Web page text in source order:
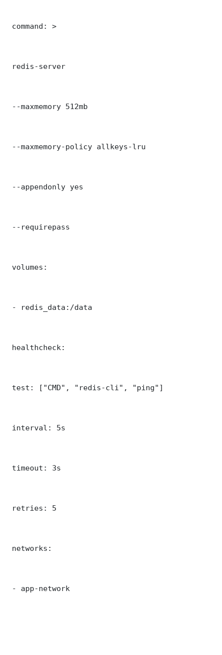
command: >
redis-server
--maxmemory 512mb
--maxmemory-policy allkeys-lru
--appendonly yes
--requirepass
volumes:
- redis_data:/data
healthcheck:
test: ["CMD", "redis-cli", "ping"]
interval: 5s
timeout: 3s
retries: 5
networks:
- app-network